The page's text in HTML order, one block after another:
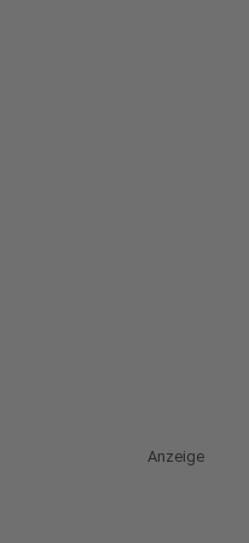
Anzeige